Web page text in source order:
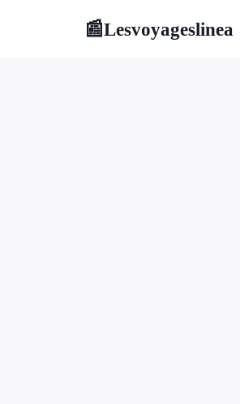
📰Lesvoyageslinea